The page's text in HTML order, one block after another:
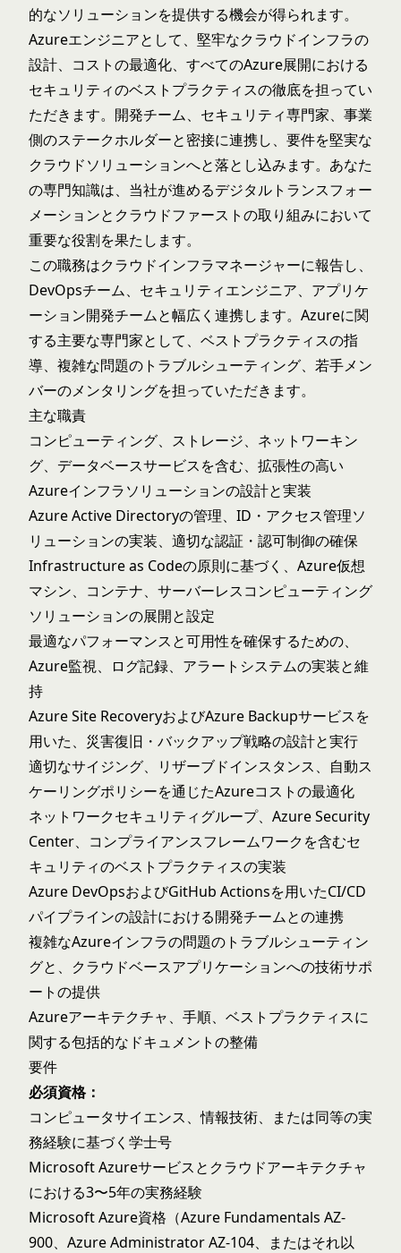
的なソリューションを提供する機会が得られます。
Azureエンジニアとして、堅牢なクラウドインフラの
設計、コストの最適化、すべてのAzure展開における
セキュリティのベストプラクティスの徹底を担ってい
ただきます。開発チーム、セキュリティ専門家、事業
側のステークホルダーと密接に連携し、要件を堅実な
クラウドソリューションへと落とし込みます。あなた
の専門知識は、当社が進めるデジタルトランスフォー
メーションとクラウドファーストの取り組みにおいて
重要な役割を果たします。
この職務はクラウドインフラマネージャーに報告し、
DevOpsチーム、セキュリティエンジニア、アプリケ
ーション開発チームと幅広く連携します。Azureに関
する主要な専門家として、ベストプラクティスの指
導、複雑な問題のトラブルシューティング、若手メン
バーのメンタリングを担っていただきます。
主な職責
コンピューティング、ストレージ、ネットワーキン
グ、データベースサービスを含む、拡張性の高い
Azureインフラソリューションの設計と実装
Azure Active Directoryの管理、ID・アクセス管理ソ
リューションの実装、適切な認証・認可制御の確保
Infrastructure as Codeの原則に基づく、Azure仮想
マシン、コンテナ、サーバーレスコンピューティング
ソリューションの展開と設定
最適なパフォーマンスと可用性を確保するための、
Azure監視、ログ記録、アラートシステムの実装と維
持
Azure Site RecoveryおよびAzure Backupサービスを
用いた、災害復旧・バックアップ戦略の設計と実行
適切なサイジング、リザーブドインスタンス、自動ス
ケーリングポリシーを通じたAzureコストの最適化
ネットワークセキュリティグループ、Azure Security
Center、コンプライアンスフレームワークを含むセ
キュリティのベストプラクティスの実装
Azure DevOpsおよびGitHub Actionsを用いたCI/CD
パイプラインの設計における開発チームとの連携
複雑なAzureインフラの問題のトラブルシューティン
グと、クラウドベースアプリケーションへの技術サポ
ートの提供
Azureアーキテクチャ、手順、ベストプラクティスに
関する包括的なドキュメントの整備
要件
必須資格：
コンピュータサイエンス、情報技術、または同等の実
務経験に基づく学士号
Microsoft Azureサービスとクラウドアーキテクチャ
における3〜5年の実務経験
Microsoft Azure資格（Azure Fundamentals AZ-
900、Azure Administrator AZ-104、またはそれ以